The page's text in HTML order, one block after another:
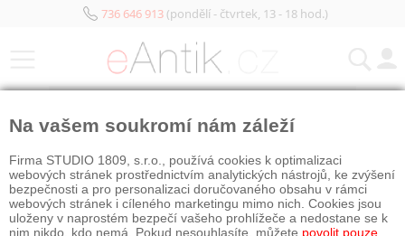
736 646 913(pondělí - čtvrtek, 13 - 18 hod.)
Na vašem soukromí nám záleží
Firma STUDIO 1809, s.r.o., používá cookies k optimalizaci
webových stránek prostřednictvím analytických nástrojů, ke zvýšení
bezpečnosti a pro personalizaci doručovaného obsahu v rámci
webových stránek i cíleného marketingu mimo nich. Cookies jsou
uloženy v naprostém bezpečí vašeho prohlížeče a nedostane se k
nim nikdo, kdo nemá. Pokud nesouhlasíte, můžete povolit pouze